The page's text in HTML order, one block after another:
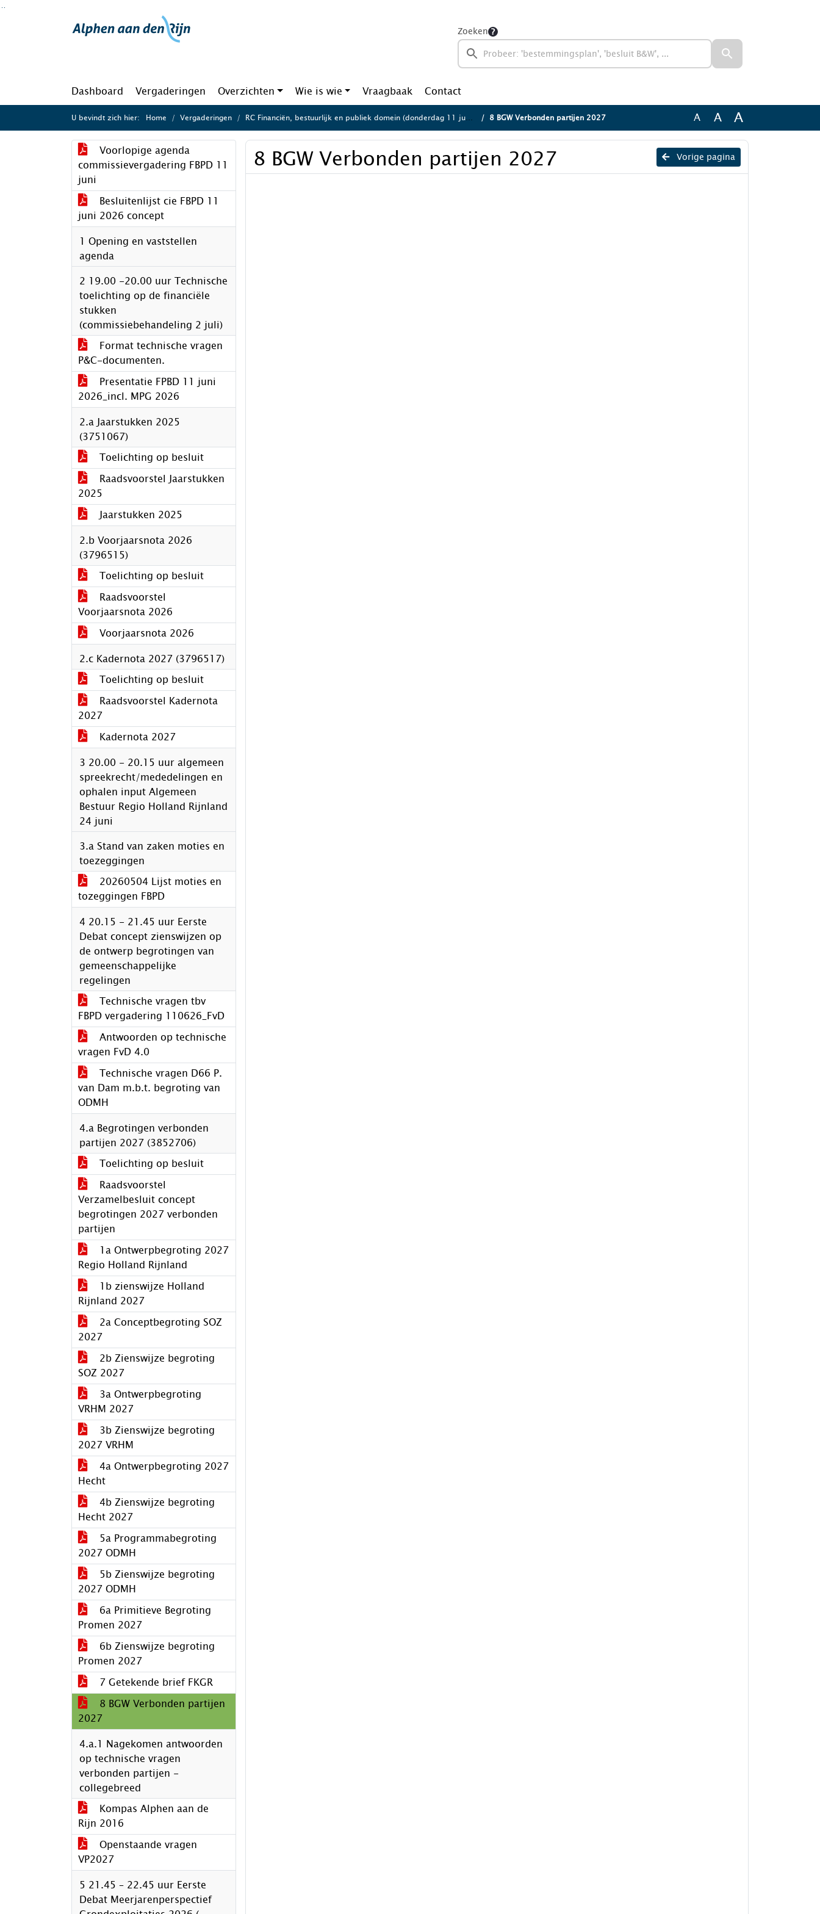
Ga naar de inhoud van deze pagina
Zoeken
Dashboard Vergaderingen Overzichten Wie is wie Vraagbaak Contact
U bevindt zich hier: Home Vergaderingen RC Financiën, bestuurlijk en publiek domein (donderdag 11 juni 2026) 8 BGW Verbonden partijen 2027 A A A
Voorlopige agenda
commissievergadering FBPD 11
juni
Besluitenlijst cie FBPD 11
juni 2026 concept
1 Opening en vaststellen
agenda
2 19.00 -20.00 uur Technische
toelichting op de financiële
stukken
(commissiebehandeling 2 juli)
Format technische vragen
P&C-documenten.
Presentatie FPBD 11 juni
2026_incl. MPG 2026
2.a Jaarstukken 2025
(3751067)
Toelichting op besluit
Raadsvoorstel Jaarstukken
2025
Jaarstukken 2025
2.b Voorjaarsnota 2026
(3796515)
Toelichting op besluit
Raadsvoorstel
Voorjaarsnota 2026
Voorjaarsnota 2026
2.c Kadernota 2027 (3796517)
Toelichting op besluit
Raadsvoorstel Kadernota
2027
Kadernota 2027
3 20.00 - 20.15 uur algemeen
spreekrecht/mededelingen en
ophalen input Algemeen
Bestuur Regio Holland Rijnland
24 juni
3.a Stand van zaken moties en
toezeggingen
20260504 Lijst moties en
tozeggingen FBPD
4 20.15 - 21.45 uur Eerste
Debat concept zienswijzen op
de ontwerp begrotingen van
gemeenschappelijke
regelingen
Technische vragen tbv
FBPD vergadering 110626_FvD
Antwoorden op technische
vragen FvD 4.0
Technische vragen D66 P.
van Dam m.b.t. begroting van
ODMH
4.a Begrotingen verbonden
partijen 2027 (3852706)
Toelichting op besluit
Raadsvoorstel
Verzamelbesluit concept
begrotingen 2027 verbonden
partijen
1a Ontwerpbegroting 2027
Regio Holland Rijnland
1b zienswijze Holland
Rijnland 2027
2a Conceptbegroting SOZ
2027
2b Zienswijze begroting
SOZ 2027
3a Ontwerpbegroting
VRHM 2027
3b Zienswijze begroting
2027 VRHM
4a Ontwerpbegroting 2027
Hecht
4b Zienswijze begroting
Hecht 2027
5a Programmabegroting
2027 ODMH
5b Zienswijze begroting
2027 ODMH
6a Primitieve Begroting
Promen 2027
6b Zienswijze begroting
Promen 2027
7 Getekende brief FKGR
8 BGW Verbonden partijen
2027
4.a.1 Nagekomen antwoorden
op technische vragen
verbonden partijen -
collegebreed
Kompas Alphen aan de
Rijn 2016
Openstaande vragen
VP2027
5 21.45 – 22.45 uur Eerste
Debat Meerjarenperspectief
Vorige pagina
8 BGW Verbonden partijen 2027